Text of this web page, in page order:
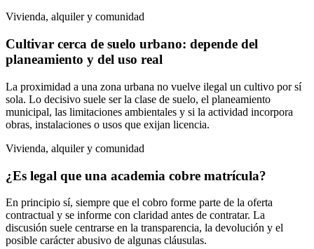
Vivienda, alquiler y comunidad
Cultivar cerca de suelo urbano: depende del
planeamiento y del uso real
La proximidad a una zona urbana no vuelve ilegal un cultivo por sí
sola. Lo decisivo suele ser la clase de suelo, el planeamiento
municipal, las limitaciones ambientales y si la actividad incorpora
obras, instalaciones o usos que exijan licencia.
Vivienda, alquiler y comunidad
¿Es legal que una academia cobre matrícula?
En principio sí, siempre que el cobro forme parte de la oferta
contractual y se informe con claridad antes de contratar. La
discusión suele centrarse en la transparencia, la devolución y el
posible carácter abusivo de algunas cláusulas.